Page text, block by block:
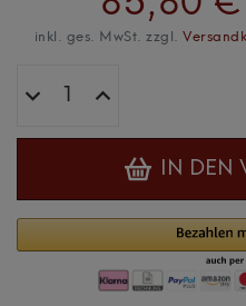
inkl. ges. MwSt. zzgl.
IN DEN